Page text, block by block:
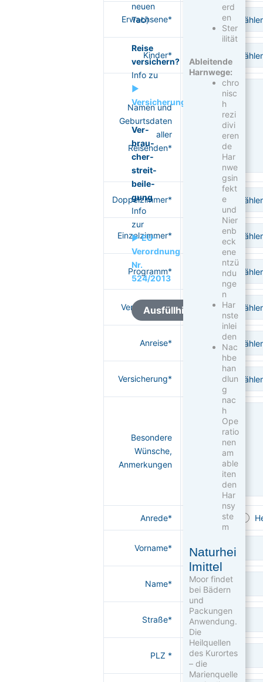
Erwachsene*
Kinder*
Namen und
Geburtsdaten
aller
Reisenden*
Doppelzimmer*
Einzelzimmer*
Programm*
Verpflegung*
Anreise*
Versicherung*
Besondere
Wünsche,
Anmerkungen
Anrede* Frau
Vorname*
Name*
Straße*
PLZ *
neuen
Tab)
Reise
versichern?
Info zu
►
Versicherungsvarianten
Ver­
brau­
cher­
streit­
bei­le­
gung
Info
zur
►EU-
Verordnung
Nr.
524/2013
Ausfüllhinweise
erd
en
Ster
ilität
Ableitende
Harnwege:
chro
nisc
h
rezi
divi
eren
de
Har
nwe
gsin
fekt
e
und
Nier
enb
eck
ene
ntzü
ndu
nge
n
Har
nste
inlei
den
Nac
hbe
han
dlun
g
nac
h
Ope
ratio
nen
am
able
iten
den
Har
nsy
ste
m
Naturhei
lmittel
Moor findet
bei Bädern
und
Packungen
Anwendung.
Die
Heilquellen
des Kurortes
– die
Marienquelle